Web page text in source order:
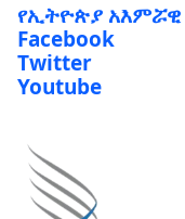
የኢትዮጵያ አእምሯዊ
Facebook
Twitter
Youtube